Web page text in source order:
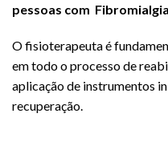
pessoas com F
O fisioterapeuta é
em todo o processo de
aplicação de instrumentos
recuperação.